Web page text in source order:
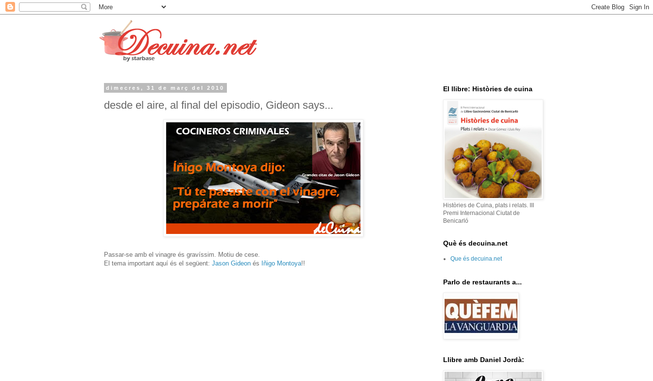
dimecres, 31 de març del 2010
desde el aire, al final del episodio, Gideon says...
Passar-se amb el vinagre és gravíssim. Motiu de cese.
El tema important aquí és el següent: Jason Gideon és Iñigo Montoya!!
El llibre: Històries de cuina
Històries de Cuina, plats i relats. III
Premi Internacional Ciutat de
Benicarló
Què és decuina.net
Que és decuina.net
Parlo de restaurants a...
Llibre amb Daniel Jordà: